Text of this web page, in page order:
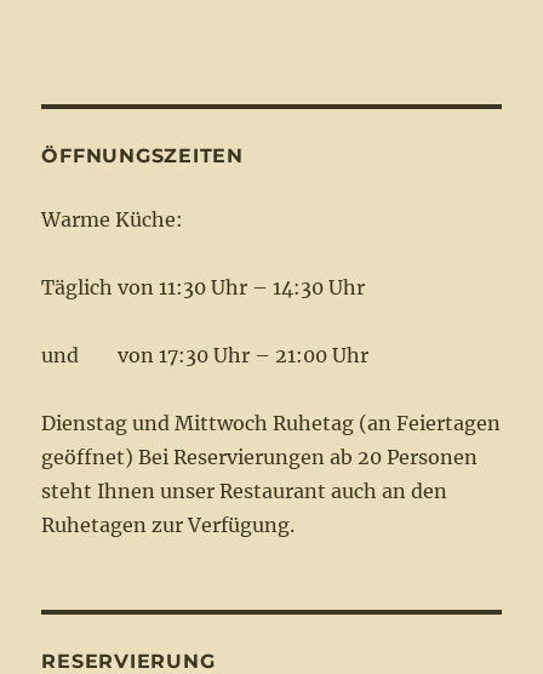
ÖFFNUNGSZEITEN
Warme Küche:
Täglich von 11:30 Uhr – 14:30 Uhr
und von 17:30 Uhr – 21:00 Uhr
Dienstag und Mittwoch Ruhetag (an Feiertagen
geöffnet) Bei Reservierungen ab 20 Personen
steht Ihnen unser Restaurant auch an den
Ruhetagen zur Verfügung.
RESERVIERUNG